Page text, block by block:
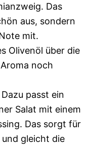
Das
aus, sondern
mit.
Olivenöl über die
noch
Dazu passt ein
Salat mit einem
Das sorgt für
gleicht die